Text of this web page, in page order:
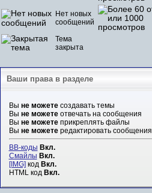
Нет новых
сообщений
Тема
закрыта
Ваши права в разделе
Вы не можетесоздавать темы
Вы не можетеотвечать на сообщения
Вы не можетеприкреплять файлы
Вы не можетередактировать сообщения
BB-коды Вкл.
Смайлы Вкл.
[IMG]код Вкл.
HTML код Вкл.